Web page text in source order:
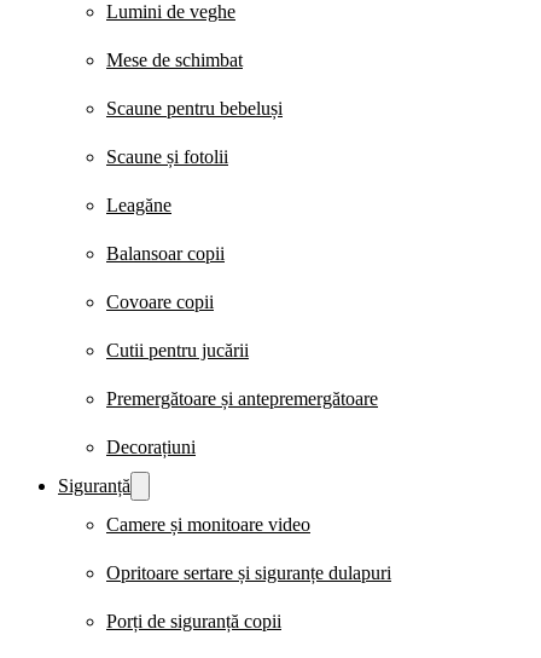
Lumini de veghe
Mese de schimbat
Scaune pentru bebeluși
Scaune și fotolii
Leagăne
Balansoar copii
Covoare copii
Cutii pentru jucării
Premergătoare și antepremergătoare
Decorațiuni
Siguranță
Camere și monitoare video
Opritoare sertare și siguranțe dulapuri
Porți de siguranță copii